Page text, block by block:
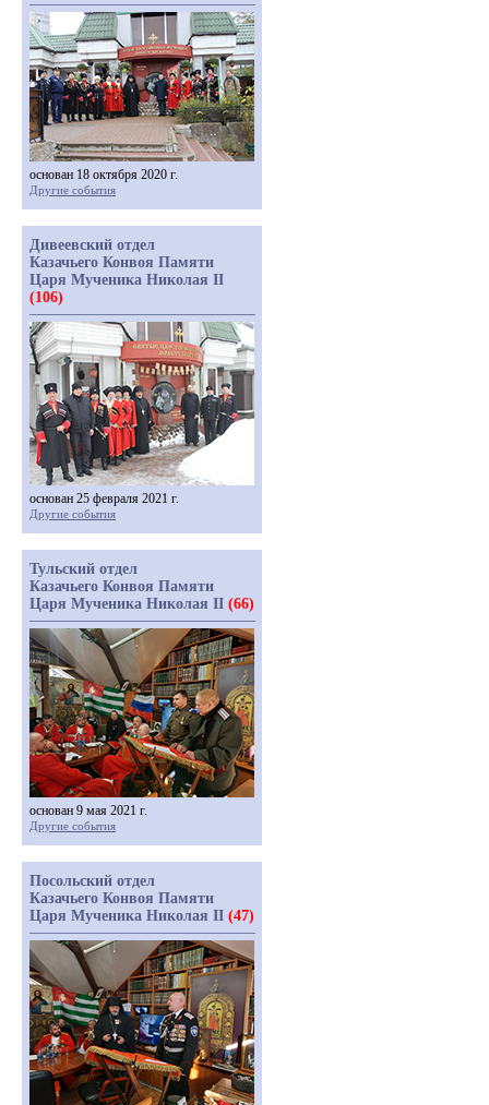
основан 18 октября 2020 г.
Другие события
Дивеевский отдел
Казачьего Конвоя Памяти
Царя Мученика Николая II
(106)
основан 25 февраля 2021 г.
Другие события
Тульский отдел
Казачьего Конвоя Памяти
Царя Мученика Николая II (66)
основан 9 мая 2021 г.
Другие события
Посольский отдел
Казачьего Конвоя Памяти
Царя Мученика Николая II (47)